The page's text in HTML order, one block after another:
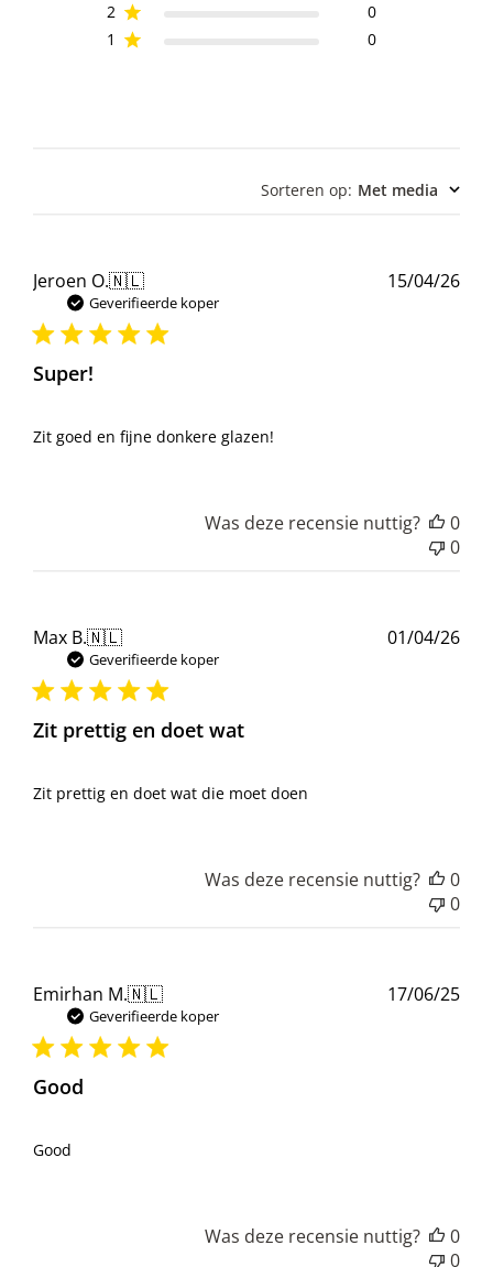
2
0
1
0
Sorteren op: Met media
Jeroen O.🇳🇱
Geverifieerde koper
Super!
Zit goed en fijne donkere glazen!
15/04/26
Was deze recensie nuttig?
0
0
Max B.🇳🇱
Geverifieerde koper
Zit prettig en doet wat
Zit prettig en doet wat die moet doen
01/04/26
Was deze recensie nuttig?
0
0
Emirhan M.🇳🇱
Geverifieerde koper
Good
Good
17/06/25
Was deze recensie nuttig?
0
0